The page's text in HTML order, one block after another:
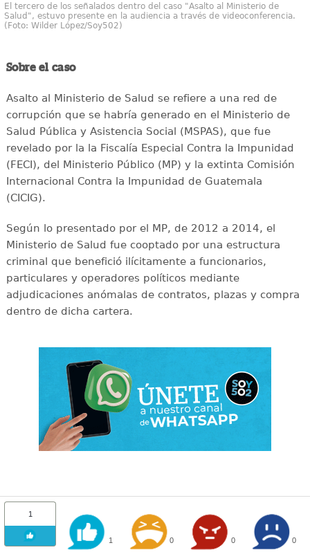
El tercero de los señalados dentro del caso "Asalto al Ministerio de
Salud", estuvo presente en la audiencia a través de videoconferencia.
(Foto: Wilder López/Soy502)
Sobre el caso
Asalto al Ministerio de Salud se refiere a una red de
corrupción que se habría generado en el Ministerio de
Salud Pública y Asistencia Social (MSPAS), que fue
revelado por la la Fiscalía Especial Contra la Impunidad
(FECI), del Ministerio Público (MP) y la extinta Comisión
Internacional Contra la Impunidad de Guatemala
(CICIG).
Según lo presentado por el MP, de 2012 a 2014, el
Ministerio de Salud fue cooptado por una estructura
criminal que benefició ilícitamente a funcionarios,
particulares y operadores políticos mediante
adjudicaciones anómalas de contratos, plazas y compra
dentro de dicha cartera.
1
1 0 0 0